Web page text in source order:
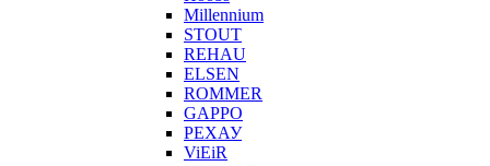
Millennium
STOUT
REHAU
ELSEN
ROMMER
GAPPO
РЕХАУ
ViEiR